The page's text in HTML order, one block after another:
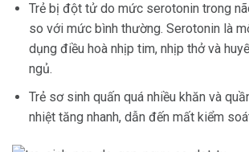
Trẻ bị đột tử do mức serotonin trong
so với mức bình thường. Serotonin là
dụng điều hoà nhịp tim, nhịp thở và
ngủ.
Trẻ sơ sinh quấn quá nhiều khăn và
nhiệt tăng nhanh, dẫn đến mất kiểm